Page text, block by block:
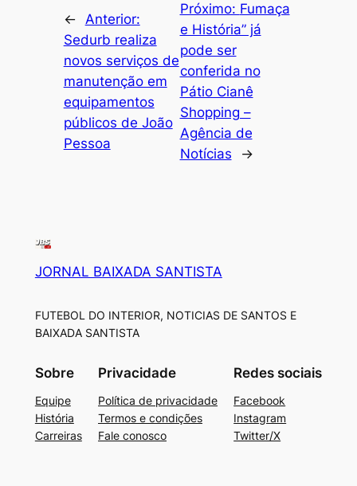
← Anterior:
Sedurb realiza
novos serviços de
manutenção em
equipamentos
públicos de João
Pessoa
Próximo: Fumaça
e História” já
pode ser
conferida no
Pátio Cianê
Shopping –
Agência de
Notícias
→
JORNAL BAIXADA SANTISTA
FUTEBOL DO INTERIOR, NOTICIAS DE SANTOS E
BAIXADA SANTISTA
Sobre
Equipe
História
Carreiras
Privacidade
Política de privacidade
Termos e condições
Fale conosco
Redes sociais
Facebook
Instagram
Twitter/X